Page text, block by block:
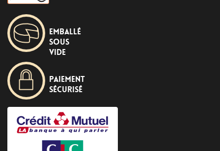
Emballé
sous
vide
Paiement
sécurisé